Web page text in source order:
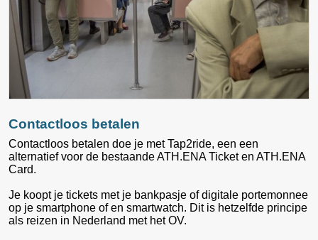
Contactloos betalen
Contactloos betalen doe je met Tap2ride, een een
alternatief voor de bestaande ATH.ENA Ticket en ATH.ENA
Card.
Je koopt je tickets met je bankpasje of digitale portemonnee
op je smartphone of en smartwatch. Dit is hetzelfde principe
als reizen in Nederland met het OV.